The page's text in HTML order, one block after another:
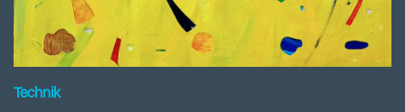
Technik